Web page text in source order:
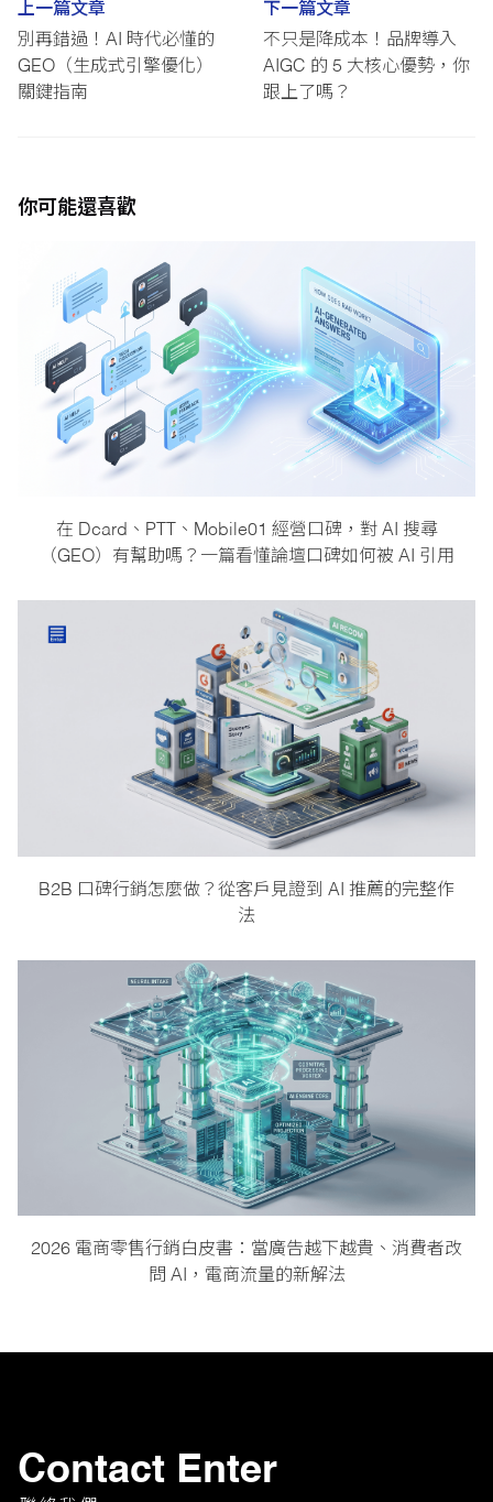
上一篇文章
別再錯過！AI 時代必懂的
GEO（生成式引擎優化）
關鍵指南
下一篇文章
不只是降成本！品牌導入
AIGC 的 5 大核心優勢，你
跟上了嗎？
你可能還喜歡
在 Dcard、PTT、Mobile01 經營口碑，對 AI 搜尋
（GEO）有幫助嗎？一篇看懂論壇口碑如何被 AI 引用
B2B 口碑行銷怎麼做？從客戶見證到 AI 推薦的完整作
法
2026 電商零售行銷白皮書：當廣告越下越貴、消費者改
問 AI，電商流量的新解法
Contact Enter